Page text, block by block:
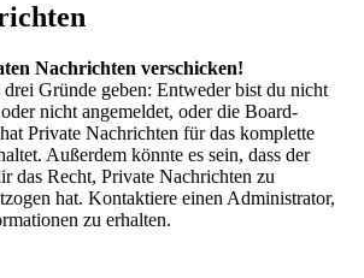
Nachrichten verschicken!
Gründe geben: Entweder bist du nicht
nicht angemeldet, oder die Board-
Private Nachrichten für das komplette
Außerdem könnte es sein, dass der
das Recht, Private Nachrichten zu
hat. Kontaktiere einen Administrator,
zu erhalten.